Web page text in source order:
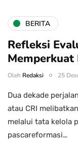
BERITA
Refleksi
Memperkuat
Oleh Redaksi 25
Dua dekade
atau CRI
melalui tata kelola
pascareformasi…